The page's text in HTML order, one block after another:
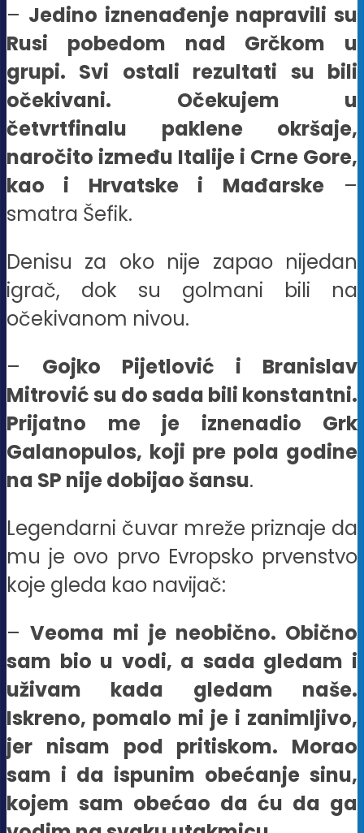
– Jedino iznenađenje napravili su
Rusi pobedom nad Grčkom u
grupi. Svi ostali rezultati su bili
očekivani. Očekujem u
četvrtfinalu paklene okršaje,
naročito između Italije i Crne Gore,
kao i Hrvatske i Mađarske–
smatra Šefik.
Denisu za oko nije zapao nijedan
igrač, dok su golmani bili na
očekivanom nivou.
– Gojko Pijetlović i Branislav
Mitrović su do sada bili konstantni.
Prijatno me je iznenadio Grk
Galanopulos, koji pre pola godine
na SP nije dobijao šansu.
Legendarni čuvar mreže priznaje da
mu je ovo prvo Evropsko prvenstvo
koje gleda kao navijač:
–Veoma mi je neobično. Obično
sam bio u vodi, a sada gledam i
uživam kada gledam naše.
Iskreno, pomalo mi je i zanimljivo,
jer nisam pod pritiskom. Morao
sam i da ispunim obećanje sinu,
kojem sam obećao da ću da ga